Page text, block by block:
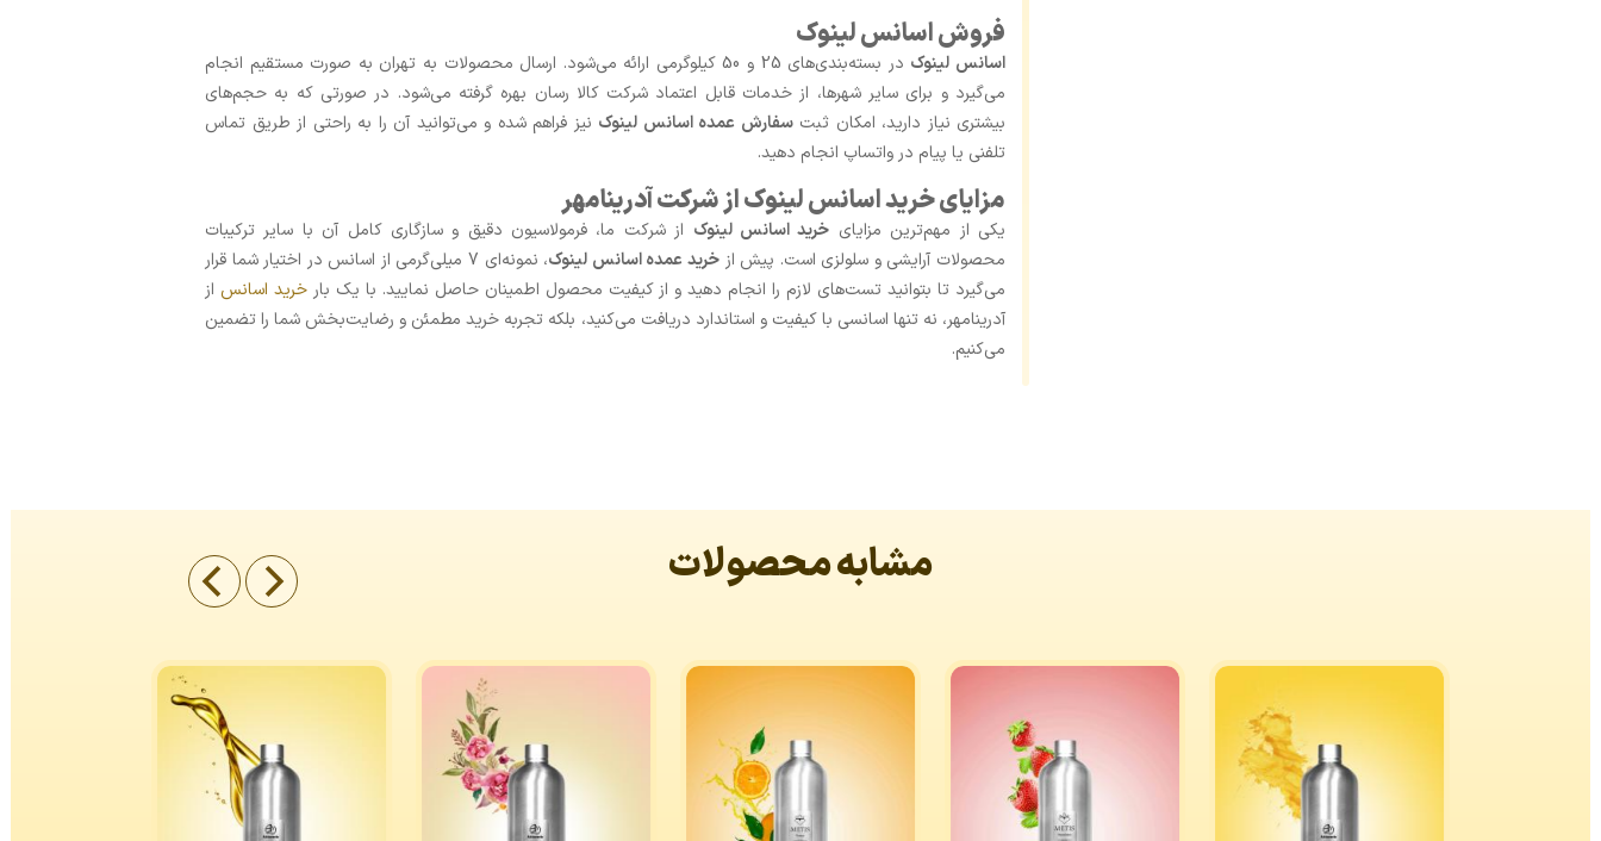
فروش اسانس لینوک
اسانس لینوک
در بسته‌بندی‌های 25 و 50 کیلوگرمی ارائه می‌شود. ارسال محصولات به تهران به صورت مستقیم انجام
می‌گیرد و برای سایر شهرها، از خدمات قابل اعتماد شرکت کالا رسان بهره گرفته می‌شود. در صورتی که به حجم‌های
بیشتری نیاز دارید، امکان ثبتسفارش عمده اسانس لینوک نیز فراهم شده و می‌توانید آن را به‌ راحتی از طریق تماس
تلفنی یا پیام در واتساپ انجام دهید.
مزایای خرید اسانس لینوک از شرکت آدرینامهر
یکی از مهم‌ترین مزایای خرید اسانس لینوک از شرکت ما، فرمولاسیون دقیق و سازگاری کامل آن با سایر ترکیبات
محصولات آرایشی و سلولزی است. پیش ازخرید عمده اسانس لینوک
، نمونه‌ای 7 میلی‌گرمی از اسانس در اختیار شما قرار
می‌گیرد تا بتوانید تست‌های لازم را انجام دهید و از کیفیت محصول اطمینان حاصل نمایید. با یک بارخرید اسانس از
آدرینامهر، نه تنها اسانسی با کیفیت و استاندارد دریافت می‌کنید، بلکه تجربه خرید مطمئن و رضایت‌بخش شما را تضمین
می‌کنیم.
مشابه محصولات